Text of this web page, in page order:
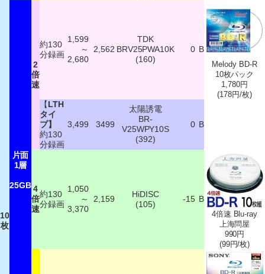
10
枚
片面
1層
25GB
2
倍
速
約130
分録画
1,599
～
2,680
2,562
TDK
BRV25PWA10K
(160)
0 B
Melody BD-R
10枚パック
1,780円
(178円/枚)
【LTH
タイ
プ】
約130
分録画
3,499 3499
太陽誘電
BR-
V25WPY10S
(392)
0 B
4
倍
速
約130
分録画
1,050
～
3,370
2,159
HiDISC
(105)
-15 B
4倍速 Blu-ray
上海問屋
990円
(99円/枚)